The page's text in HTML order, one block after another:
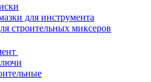
для инструмента
строительных миксеров